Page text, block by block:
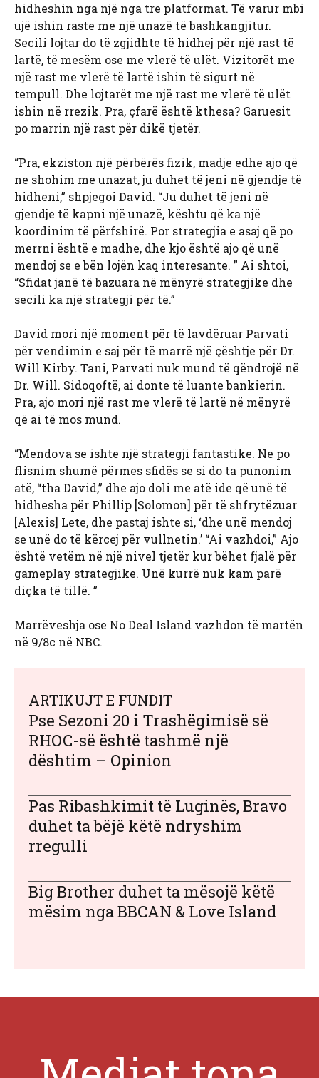
hidheshin nga një nga tre platformat. Të varur mbi
ujë ishin raste me një unazë të bashkangjitur.
Secili lojtar do të zgjidhte të hidhej për një rast të
lartë, të mesëm ose me vlerë të ulët. Vizitorët me
një rast me vlerë të lartë ishin të sigurt në
tempull. Dhe lojtarët me një rast me vlerë të ulët
ishin në rrezik. Pra, çfarë është kthesa? Garuesit
po marrin një rast për dikë tjetër.
“Pra, ekziston një përbërës fizik, madje edhe ajo që
ne shohim me unazat, ju duhet të jeni në gjendje të
hidheni,” shpjegoi David. “Ju duhet të jeni në
gjendje të kapni një unazë, kështu që ka një
koordinim të përfshirë. Por strategjia e asaj që po
merrni është e madhe, dhe kjo është ajo që unë
mendoj se e bën lojën kaq interesante. ” Ai shtoi,
“Sfidat janë të bazuara në mënyrë strategjike dhe
secili ka një strategji për të.”
David mori një moment për të lavdëruar Parvati
për vendimin e saj për të marrë një çështje për Dr.
Will Kirby. Tani, Parvati nuk mund të qëndrojë në
Dr. Will. Sidoqoftë, ai donte të luante bankierin.
Pra, ajo mori një rast me vlerë të lartë në mënyrë
që ai të mos mund.
“Mendova se ishte një strategji fantastike. Ne po
flisnim shumë përmes sfidës se si do ta punonim
atë, “tha David,” dhe ajo doli me atë ide që unë të
hidhesha për Phillip [Solomon] për të shfrytëzuar
[Alexis] Lete, dhe pastaj ishte si, ‘dhe unë mendoj
se unë do të kërcej për vullnetin.’ “Ai vazhdoi,” Ajo
është vetëm në një nivel tjetër kur bëhet fjalë për
gameplay strategjike. Unë kurrë nuk kam parë
diçka të tillë. ”
Marrëveshja ose No Deal Island vazhdon të martën
në 9/8c në NBC.
ARTIKUJT E FUNDIT
Pse Sezoni 20 i Trashëgimisë së
RHOC-së është tashmë një
dështim – Opinion
Pas Ribashkimit të Luginës, Bravo
duhet ta bëjë këtë ndryshim
rregulli
Big Brother duhet ta mësojë këtë
mësim nga BBCAN & Love Island